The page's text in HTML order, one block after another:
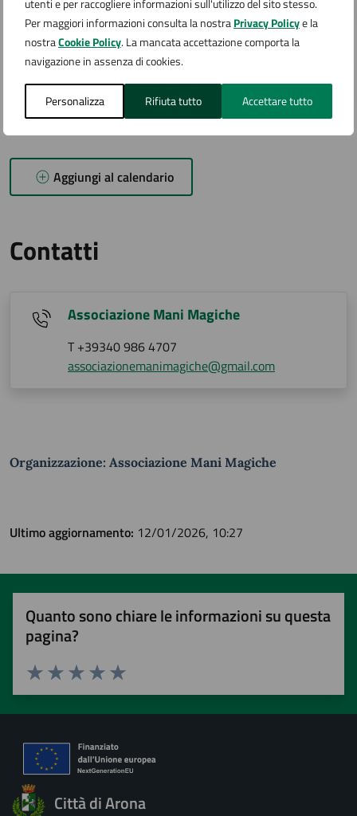
utenti e per raccogliere informazioni sull'utilizzo del sito stesso.
Per maggiori informazioni consulta la nostraPrivacy Policye la
nostraCookie Policy. La mancata accettazione comporta la
navigazione in assenza di cookies.
Personalizza Rifiuta tutto Accettare tutto
SET
27
SET
Aggiungi al calendario
Contatti
Associazione Mani Magiche
T +39340 986 4707
associazionemanimagiche@gmail.com
Organizzazione: Associazione Mani Magiche
Ultimo aggiornamento: 12/01/2026, 10:27
Quanto sono chiare le informazioni su questa
pagina?
Valuta 5 stelle su 5
Valuta 4 stelle su 5
Valuta 3 stelle su 5
Valuta 2 stelle su 5
Valuta 1 stelle su 5
Città di Arona